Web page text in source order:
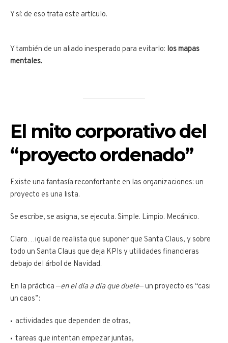
Y sí: de eso trata este artículo.
Y también de un aliado inesperado para evitarlo: los mapas
mentales.
El mito corporativo del
“proyecto ordenado”
Existe una fantasía reconfortante en las organizaciones: un
proyecto es una lista.
Se escribe, se asigna, se ejecuta. Simple. Limpio. Mecánico.
Claro…igual de realista que suponer que Santa Claus, y sobre
todo un Santa Claus que deja KPIs y utilidades financieras
debajo del árbol de Navidad.
En la práctica —en el día a día que duele— un proyecto es “casi
un caos”:
actividades que dependen de otras,
tareas que intentan empezar juntas,